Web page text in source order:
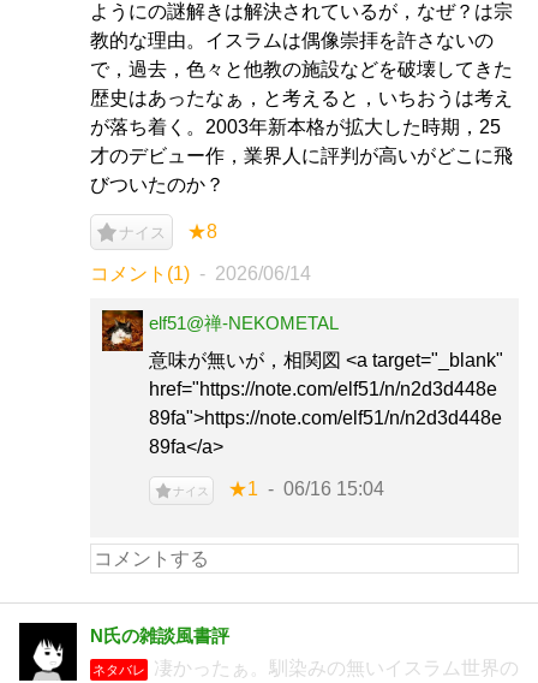
ようにの謎解きは解決されているが，なぜ？は宗
教的な理由。イスラムは偶像崇拝を許さないの
で，過去，色々と他教の施設などを破壊してきた
歴史はあったなぁ，と考えると，いちおうは考え
が落ち着く。2003年新本格が拡大した時期，25
才のデビュー作，業界人に評判が高いがどこに飛
びついたのか？
ナイス ★8
コメント(1) 2026/06/14
elf51@禅-NEKOMETAL
意味が無いが，相関図 <a target="_blank"
href="https://note.com/elf51/n/n2d3d448e
89fa">https://note.com/elf51/n/n2d3d448e
89fa</a>
ナイス ★1 06/16 15:04
N氏の雑談風書評
ネタバレ
凄かったぁ。馴染みの無いイスラム世界の